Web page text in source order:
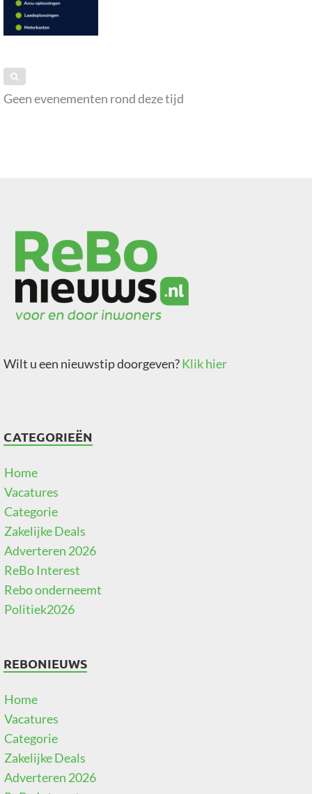
Geen evenementen rond deze tijd
Wilt u een nieuwstip doorgeven?Klik hier
CATEGORIEËN
Home
Vacatures
Categorie
Zakelijke Deals
Adverteren 2026
ReBo Interest
Rebo onderneemt
Politiek2026
REBONIEUWS
Home
Vacatures
Categorie
Zakelijke Deals
Adverteren 2026